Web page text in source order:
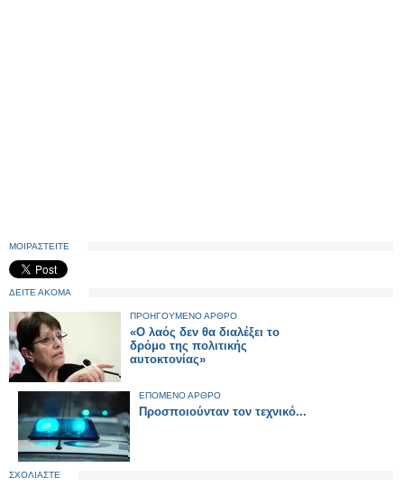
ΜΟΙΡΑΣΤΕΙΤΕ
ΔΕΙΤΕ ΑΚΟΜΑ
ΠΡΟΗΓΟΥΜΕΝΟ ΑΡΘΡΟ
«Ο λαός δεν θα διαλέξει το
δρόμο της πολιτικής
αυτοκτονίας»
ΕΠΟΜΕΝΟ ΑΡΘΡΟ
Προσποιούνταν τον τεχνικό...
ΣΧΟΛΙΑΣΤΕ